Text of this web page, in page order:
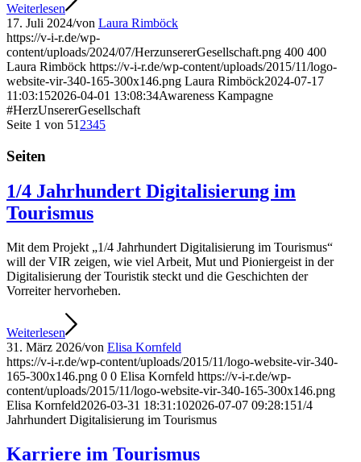
Weiterlesen
17. Juli 2024/von Laura Rimböck
https://v-i-r.de/wp-
content/uploads/2024/07/HerzunsererGesellschaft.png 400 400
Laura Rimböck https://v-i-r.de/wp-content/uploads/2015/11/logo-
website-vir-340-165-300x146.png Laura Rimböck2024-07-17
11:03:152026-04-01 13:08:34Awareness Kampagne
#HerzUnsererGesellschaft
Seite 1 von 51 2345
Seiten
1/4 Jahrhundert Digitalisierung im
Tourismus
Mit dem Projekt „1/4 Jahrhundert Digitalisierung im Tourismus“
will der VIR zeigen, wie viel Arbeit, Mut und Pioniergeist in der
Digitalisierung der Touristik steckt und die Geschichten der
Vorreiter hervorheben.
Weiterlesen
31. März 2026/von Elisa Kornfeld
https://v-i-r.de/wp-content/uploads/2015/11/logo-website-vir-340-
165-300x146.png 0 0 Elisa Kornfeld https://v-i-r.de/wp-
content/uploads/2015/11/logo-website-vir-340-165-300x146.png
Elisa Kornfeld2026-03-31 18:31:102026-07-07 09:28:151/4
Jahrhundert Digitalisierung im Tourismus
Karriere im Tourismus